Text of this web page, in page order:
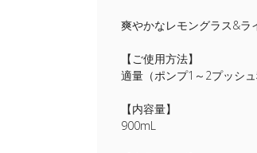
爽やかなレモングラス&ラ
【ご使用方法】
適量（ポンプ1～2プッシ
【内容量】
900mL